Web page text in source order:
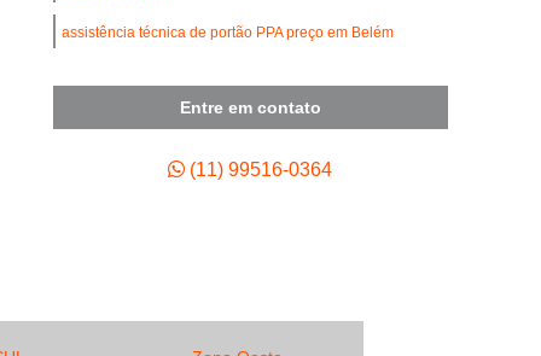
de Portão Basculante
de Portão de Alumínio
para Portão Automático
assistência técnica de portão PPA preço em Belém
Entre em contato
(11) 99516-0364